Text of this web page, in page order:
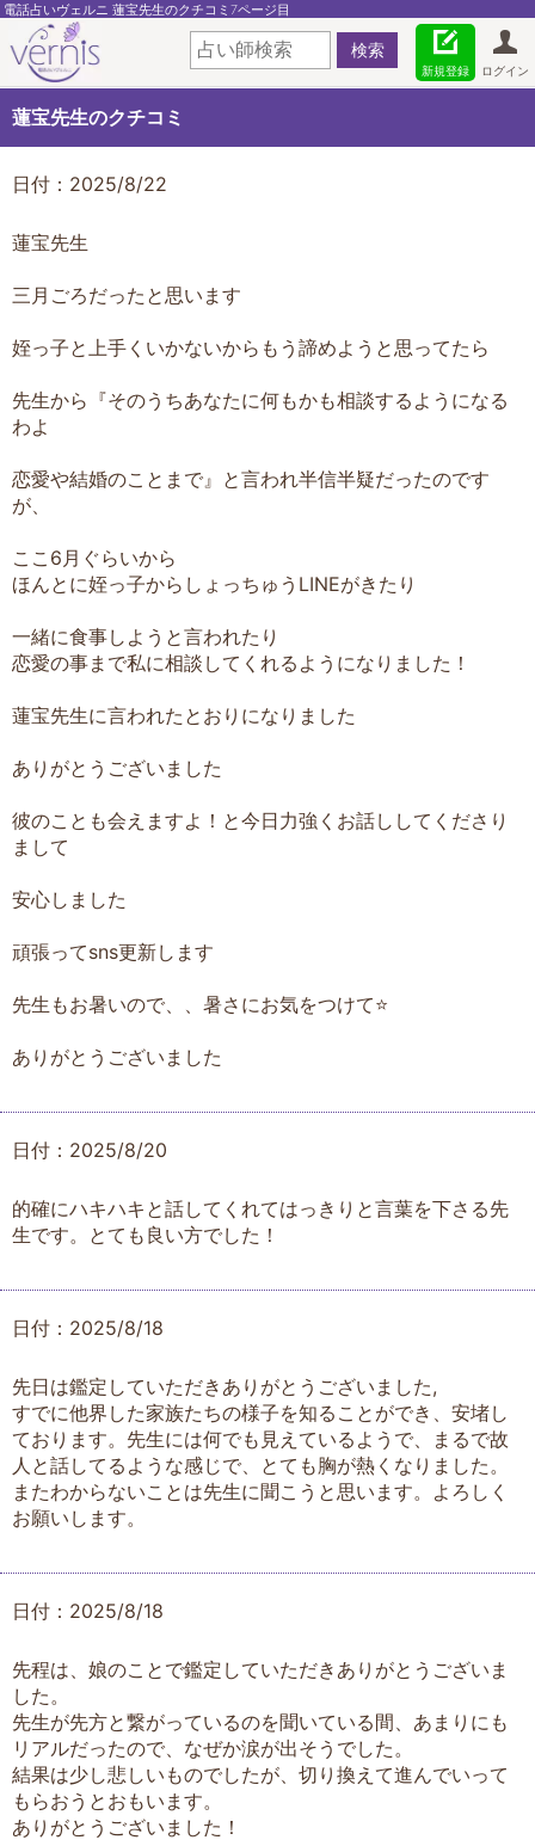
電話占いヴェルニ 蓮宝先生のクチコミ7ページ目
ログイン
新規登録
蓮宝先生のクチコミ
日付：2025/8/22
蓮宝先生
三月ごろだったと思います
姪っ子と上手くいかないからもう諦めようと思ってたら
先生から『そのうちあなたに何もかも相談するようになる
わよ
恋愛や結婚のことまで』と言われ半信半疑だったのです
が、
ここ6月ぐらいから
ほんとに姪っ子からしょっちゅうLINEがきたり
一緒に食事しようと言われたり
恋愛の事まで私に相談してくれるようになりました！
蓮宝先生に言われたとおりになりました
ありがとうございました
彼のことも会えますよ！と今日力強くお話ししてくださり
まして
安心しました
頑張ってsns更新します
先生もお暑いので、、暑さにお気をつけて⭐️
ありがとうございました
日付：2025/8/20
的確にハキハキと話してくれてはっきりと言葉を下さる先
生です。とても良い方でした！
日付：2025/8/18
先日は鑑定していただきありがとうございました,
すでに他界した家族たちの様子を知ることができ、安堵し
ております。先生には何でも見えているようで、まるで故
人と話してるような感じで、とても胸が熱くなりました。
またわからないことは先生に聞こうと思います。よろしく
お願いします。
日付：2025/8/18
先程は、娘のことで鑑定していただきありがとうございま
した。
先生が先方と繋がっているのを聞いている間、あまりにも
リアルだったので、なぜか涙が出そうでした。
結果は少し悲しいものでしたが、切り換えて進んでいって
もらおうとおもいます。
ありがとうございました！